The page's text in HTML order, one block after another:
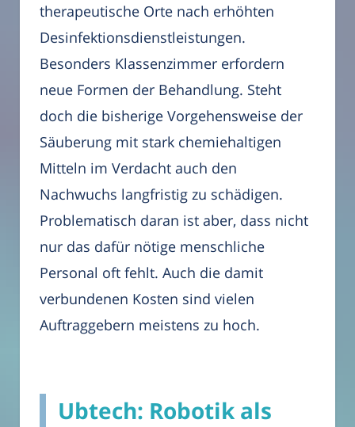
therapeutische Orte nach erhöhten
Desinfektionsdienstleistungen.
Besonders Klassenzimmer erfordern
neue Formen der Behandlung. Steht
doch die bisherige Vorgehensweise der
Säuberung mit stark chemiehaltigen
Mitteln im Verdacht auch den
Nachwuchs langfristig zu schädigen.
Problematisch daran ist aber, dass nicht
nur das dafür nötige menschliche
Personal oft fehlt. Auch die damit
verbundenen Kosten sind vielen
Auftraggebern meistens zu hoch.
Ubtech: Robotik als